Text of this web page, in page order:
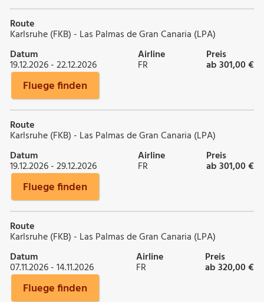
Route
Karlsruhe (FKB) - Las Palmas de Gran Canaria (LPA)
Datum
19.12.2026 - 22.12.2026
Airline
FR
Preis
ab 301,00 €
Fluege finden
Route
Karlsruhe (FKB) - Las Palmas de Gran Canaria (LPA)
Datum
19.12.2026 - 29.12.2026
Airline
FR
Preis
ab 301,00 €
Fluege finden
Route
Karlsruhe (FKB) - Las Palmas de Gran Canaria (LPA)
Datum
07.11.2026 - 14.11.2026
Airline
FR
Preis
ab 320,00 €
Fluege finden